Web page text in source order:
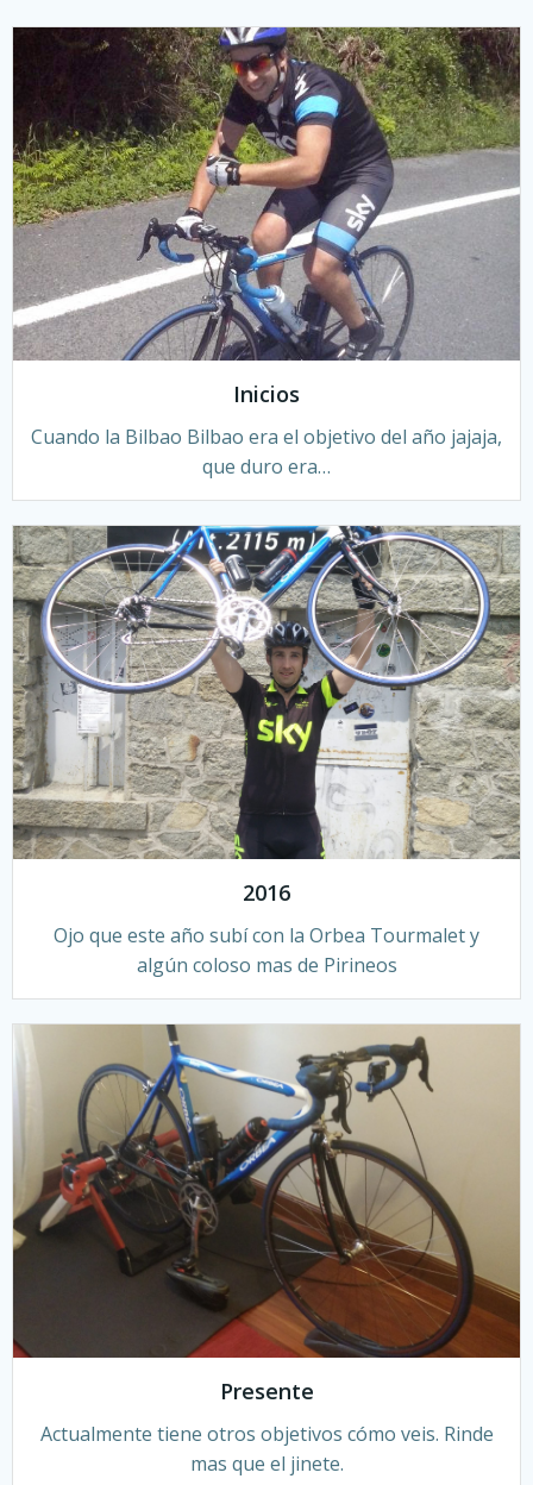
Inicios
Cuando la Bilbao Bilbao era el objetivo del año jajaja,
que duro era…
2016
Ojo que este año subí con la Orbea Tourmalet y
algún coloso mas de Pirineos
Presente
Actualmente tiene otros objetivos cómo veis. Rinde
mas que el jinete.